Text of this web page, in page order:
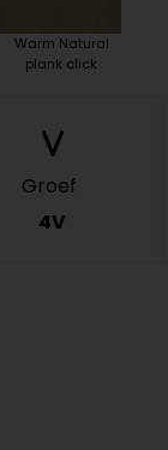
Warm Natural
plank click
Groef
4V